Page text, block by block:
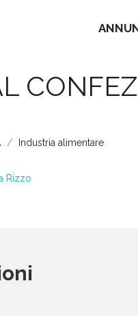
Industria alimentare
Rizzo